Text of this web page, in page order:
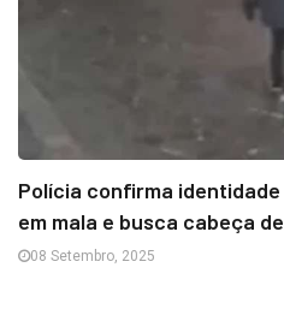
Polícia confirma
em mala e busca cabeça
08 Setembro, 2025